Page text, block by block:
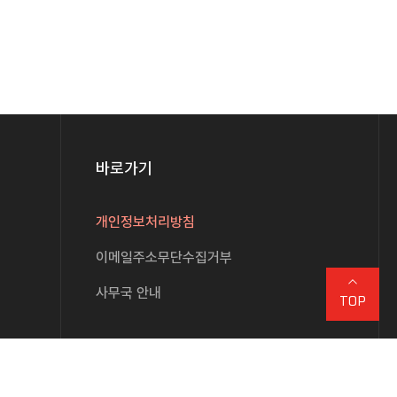
바로가기
개인정보처리방침
이메일주소무단수집거부
사무국 안내 TOP